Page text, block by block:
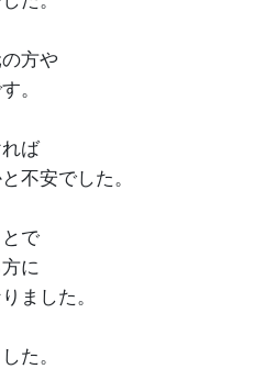
方や
。
ば
不安でした。
で
に
ました。
た。